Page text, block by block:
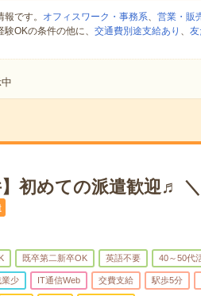
です。 オフィスワーク・事務系、 営業・販
OKの条件の他に、 交通費別途支給あり 、
】初めての派遣歓迎♬
既卒第二新卒OK 英語不要 40～50代
業少 IT通信Web 交費支給 駅歩5分